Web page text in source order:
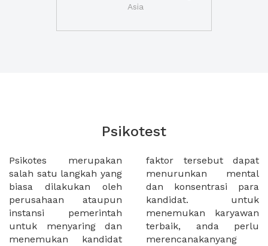
Asia
Psikotest
Psikotes merupakan
salah satu langkah yang
biasa dilakukan oleh
perusahaan ataupun
instansi pemerintah
untuk menyaring dan
menemukan kandidat
faktor tersebut dapat
menurunkan mental
dan konsentrasi para
kandidat. untuk
menemukan karyawan
terbaik, anda perlu
merencanakanyang